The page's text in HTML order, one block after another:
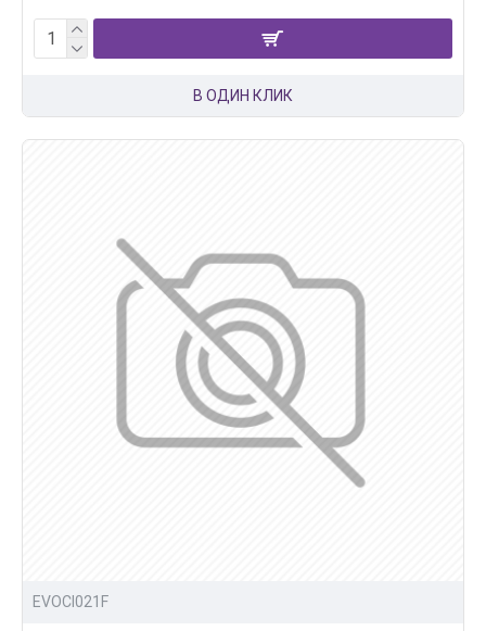
В ОДИН КЛИК
EVOCI021F